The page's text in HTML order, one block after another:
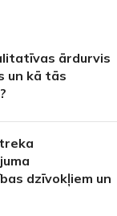
ārdurvis
un kā tās
dzīvokļiem un